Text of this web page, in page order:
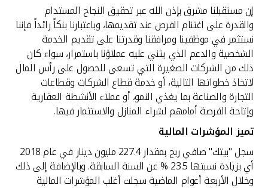
إن مستقبلنا مشرق بإذن الله عبر تحقيق النجاح المستدام
والقدرة على اغتنام الفرص عند تقديمها، وباعتبارنا بنكاً رائداً فإننا
نستثمر في موظفينا ومرافقنا وقدرتنا على تقديم الخدمة
الشخصية والدعم الذي يثني عليه عملاؤنا باستمرار، سواء كان
ذلك من الشركات الصغيرة التي تسعى للحصول على رأس المال
لاتخاذ خطواتها التالية، أو خدمة قطاع الشركات وقطاعات
التجارة والصناعة بما يغذي النمو، أو عملاء الأنشطة العقارية
وإتاحة الفرصة أمامهم لشراء المنازل والاستثمار فيها.
تميز المؤشرات المالية
سجل "بيتك" صافي ربح بمقدار 227.4 مليون دينار في عام 2018
أي بزيادة نسبتها 23.5 % عن السنة السابقة. وبالإضافة إلى ذلك
وخلال الأربعة أعوام الماضية سجلت أغلب المؤشرات المالية